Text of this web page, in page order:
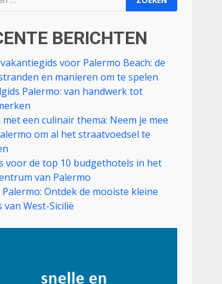
BERICHTEN
voor Palermo Beach: de
en manieren om te spelen
Palermo: van handwerk tot
met een culinair thema: Neem je mee
om al het straatvoedsel te
voor de top 10 budgethotels in het
van Palermo
Ontdek de mooiste kleine
van West-Sicilië